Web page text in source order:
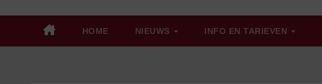
HOME NIEUWS INFO EN TARIEVEN